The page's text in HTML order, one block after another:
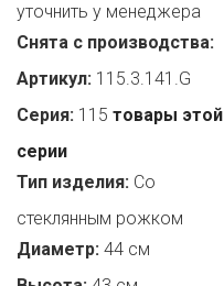
уточнить у менеджера
Снята с производства:
Артикул: 115.3.141.G
Серия: 115 товары этой
серии
Тип изделия: Со
стеклянным рожком
Диаметр: 44 см